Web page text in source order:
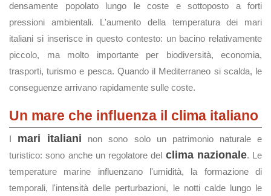
densamente popolato lungo le coste e sottoposto a forti
pressioni ambientali. L'aumento della temperatura dei mari
italiani si inserisce in questo contesto: un bacino relativamente
piccolo, ma molto importante per biodiversità, economia,
trasporti, turismo e pesca. Quando il Mediterraneo si scalda, le
conseguenze arrivano rapidamente sulle coste.
Un mare che influenza il clima italiano
I mari italiani non sono solo un patrimonio naturale e
turistico: sono anche un regolatore del clima nazionale. Le
temperature marine influenzano l'umidità, la formazione di
temporali, l'intensità delle perturbazioni, le notti calde lungo le